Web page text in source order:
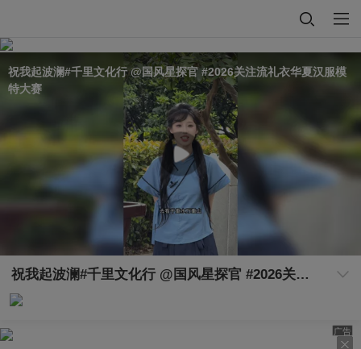
祝我起波澜#千里文化行 @国风星探官 #2026关注流礼衣华夏汉服模
特大赛
祝我起波澜#千里文化行 @国风星探官 #2026关注流礼衣华夏汉服模特大赛
广告